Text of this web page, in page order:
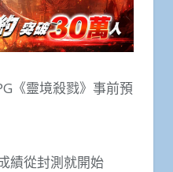
《靈境殺戮》事前預
績從封測就開始